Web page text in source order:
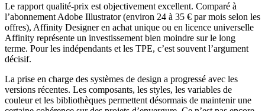
Le rapport qualité-prix est objectivement excellent. Comparé à
l’abonnement Adobe Illustrator (environ 24 à 35 € par mois selon les
offres), Affinity Designer en achat unique ou en licence universelle
Affinity représente un investissement bien moindre sur le long
terme. Pour les indépendants et les TPE, c’est souvent l’argument
décisif.
La prise en charge des systèmes de design a progressé avec les
versions récentes. Les composants, les styles, les variables de
couleur et les bibliothèques permettent désormais de maintenir une